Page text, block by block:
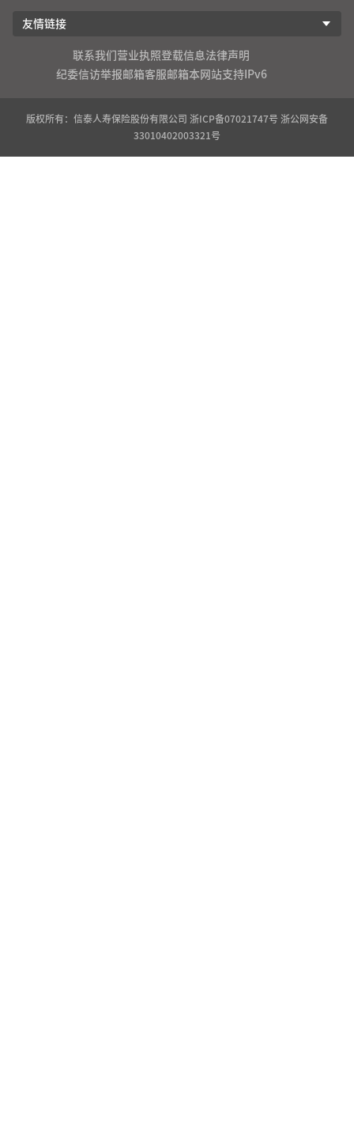
友情链接
联系我们 营业执照登载信息法律声明
纪委信访举报邮箱客服邮箱本网站支持IPv6
版权所有：信泰人寿保险股份有限公司 浙ICP备07021747号 浙公网安备
33010402003321号